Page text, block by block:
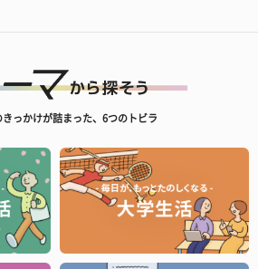
きっかけが詰まった、6つのトビラ